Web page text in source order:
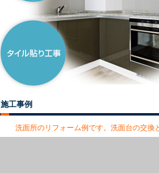
施工事例
洗面所のリフォーム例です。洗面台の交換